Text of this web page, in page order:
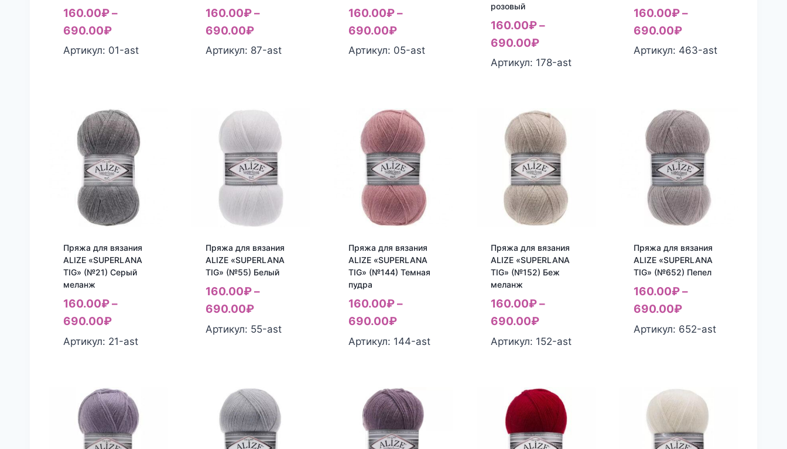
160.00₽–
690.00₽
Артикул: 01-ast
160.00₽–
690.00₽
Артикул: 87-ast
160.00₽–
690.00₽
Артикул: 05-ast
розовый
160.00₽–
690.00₽
Артикул: 178-ast
160.00₽–
690.00₽
Артикул: 463-ast
Пряжа для вязания
ALIZE «SUPERLANA
TIG» (№21) Серый
меланж
160.00₽–
690.00₽
Артикул: 21-ast
Пряжа для вязания
ALIZE «SUPERLANA
TIG» (№55) Белый
160.00₽–
690.00₽
Артикул: 55-ast
Пряжа для вязания
ALIZE «SUPERLANA
TIG» (№144) Темная
пудра
160.00₽–
690.00₽
Артикул: 144-ast
Пряжа для вязания
ALIZE «SUPERLANA
TIG» (№152) Беж
меланж
160.00₽–
690.00₽
Артикул: 152-ast
Пряжа для вязания
ALIZE «SUPERLANA
TIG» (№652) Пепел
160.00₽–
690.00₽
Артикул: 652-ast